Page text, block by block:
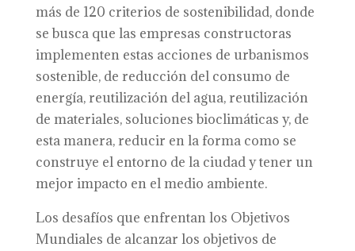
más de 120 criterios de sostenibilidad, donde
se busca que las empresas constructoras
implementen estas acciones de urbanismos
sostenible, de reducción del consumo de
energía, reutilización del agua, reutilización
de materiales, soluciones bioclimáticas y, de
esta manera, reducir en la forma como se
construye el entorno de la ciudad y tener un
mejor impacto en el medio ambiente.
Los desafíos que enfrentan los Objetivos
Mundiales de alcanzar los objetivos de